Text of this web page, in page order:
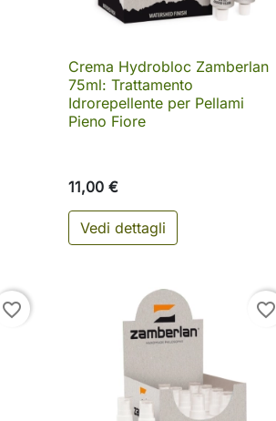
al carrello
 Anteprima
Crema Hydrobloc Zamberlan
75ml: Trattamento
Idrorepellente per Pellami
Pieno Fiore
11,00 €
Vedi dettagli
favorite_border favorite_border